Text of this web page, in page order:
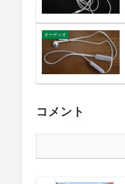
オーディオ
コメント